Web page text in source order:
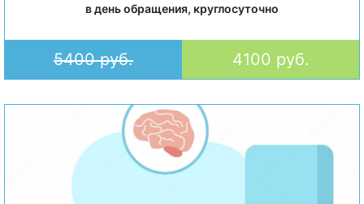
в день обращения, круглосуточно
5400 руб. 4100 руб.